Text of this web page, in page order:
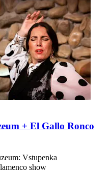
+ El Gallo Ronco
Vstupenka
show